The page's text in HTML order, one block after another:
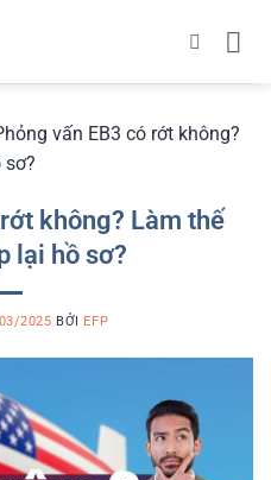
vấn EB3 có rớt không?
sơ?
không? Làm thế
lại hồ sơ?
2025 BỞI EFP